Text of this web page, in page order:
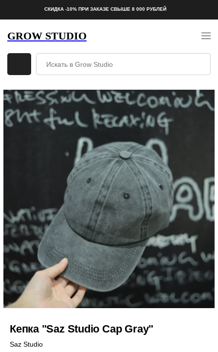
СКИДКА -10% ПРИ ЗАКАЗЕ СВЫШЕ 8 000 РУБЛЕЙ
GROW STUDIO
Кепка "Saz Studio Cap Gray"
Saz Studio